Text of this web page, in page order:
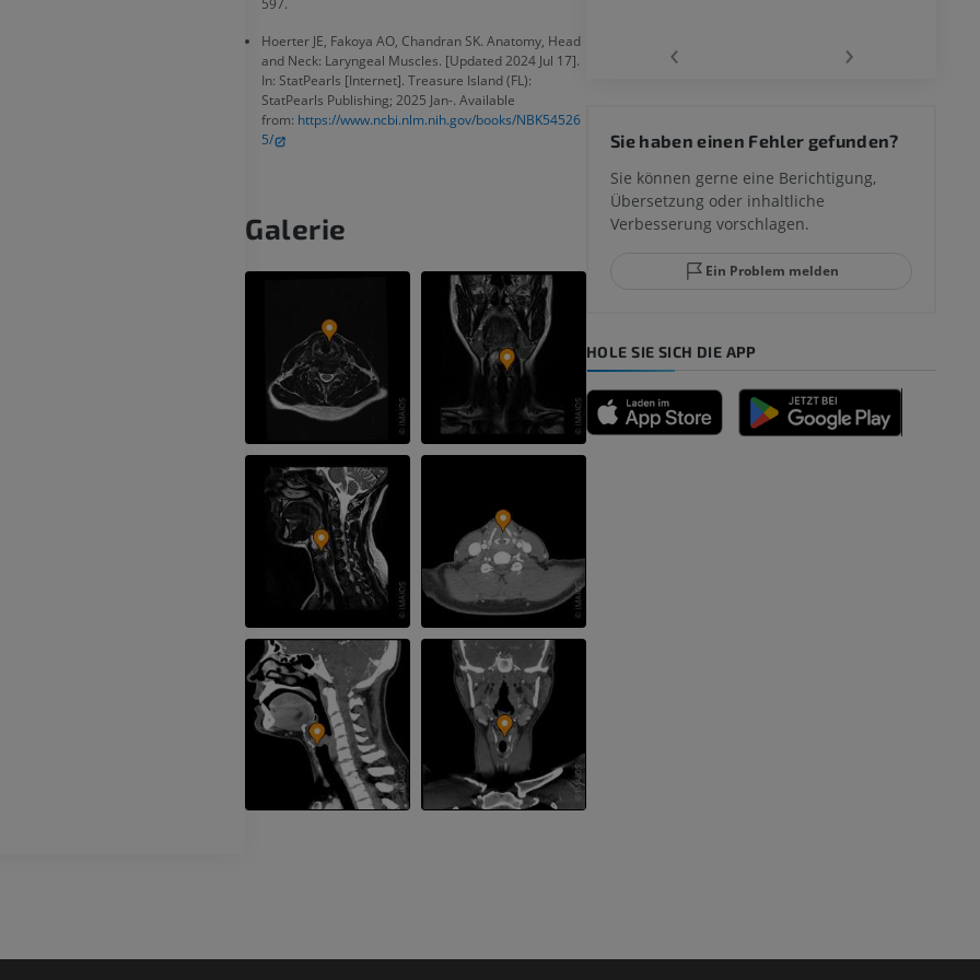
597.
Hoerter JE, Fakoya AO, Chandran SK. Anatomy, Head
and Neck: Laryngeal Muscles. [Updated 2024 Jul 17].
In: StatPearls [Internet]. Treasure Island (FL):
StatPearls Publishing; 2025 Jan-. Available
from: https://www.ncbi.nlm.nih.gov/books/NBK54526
5/
Galerie
PREMIUM
CT-Arthografie des
Kniegelenks
MRT
MRT Vorfuß
PREMIUM
CTA der unteren
Extremitäten
CT
Beinarterien und -knochen
CT
KOSTENLOS
Arteriografie der unteren
Extremität
Angiographie
KOSTENLOS
‹ ›
Sie haben einen Fehler gefunden?
Sie können gerne eine Berichtigung,
Übersetzung oder inhaltliche
Verbesserung vorschlagen.
Ein Problem melden
HOLE SIE SICH DIE APP